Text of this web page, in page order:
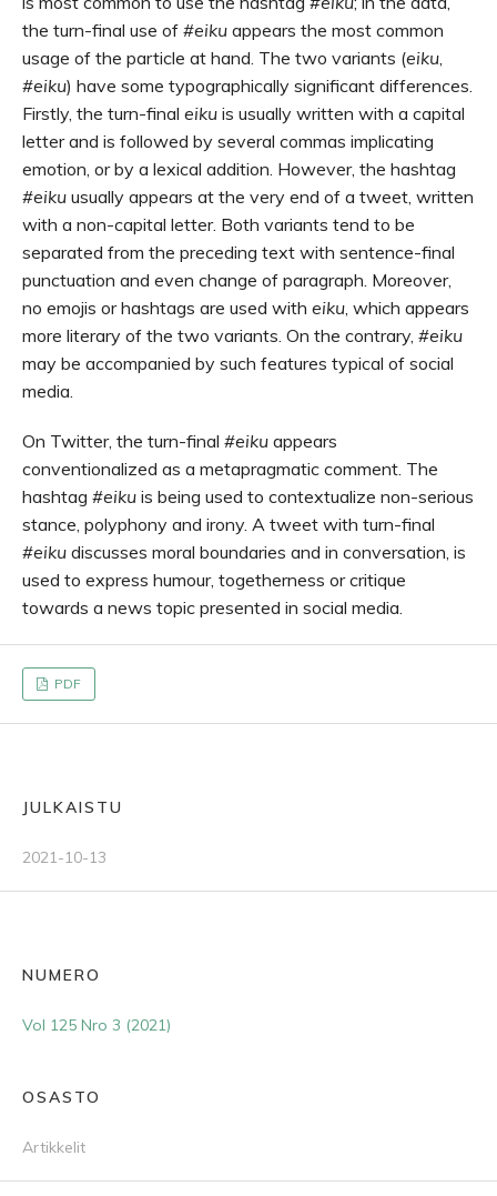
the turn-final use of #eiku appears the most common
usage of the particle at hand. The two variants (eiku,
#eiku) have some typographically significant differences.
Firstly, the turn-final eiku is usually written with a capital
letter and is followed by several commas implicating
emotion, or by a lexical addition. However, the hashtag
#eiku usually appears at the very end of a tweet, written
with a non-capital letter. Both variants tend to be
separated from the preceding text with sentence-final
punctuation and even change of paragraph. Moreover,
no emojis or hashtags are used with eiku, which appears
more literary of the two variants. On the contrary, #eiku
may be accompanied by such features typical of social
media.
On Twitter, the turn-final #eiku appears
conventionalized as a metapragmatic comment. The
hashtag #eiku is being used to contextualize non-serious
stance, polyphony and irony. A tweet with turn-final
#eiku discusses moral boundaries and in conversation, is
used to express humour, togetherness or critique
towards a news topic presented in social media.
PDF
JULKAISTU
2021-10-13
NUMERO
Vol 125 Nro 3 (2021)
OSASTO
Artikkelit